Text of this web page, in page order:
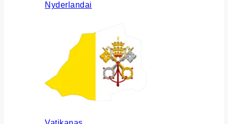
Nyderlandai